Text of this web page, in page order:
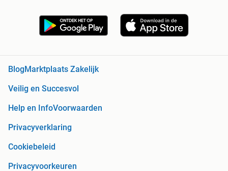
Blog Marktplaats Zakelijk
Veilig en Succesvol
Help en InfoVoorwaarden
Privacyverklaring
Cookiebeleid
Privacyvoorkeuren